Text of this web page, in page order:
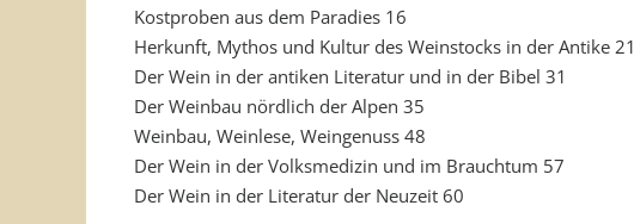
Kostproben aus dem Paradies 16
Herkunft, Mythos und Kultur des Weinstocks in der Antike 21
Der Wein in der antiken Literatur und in der Bibel 31
Der Weinbau nördlich der Alpen 35
Weinbau, Weinlese, Weingenuss 48
Der Wein in der Volksmedizin und im Brauchtum 57
Der Wein in der Literatur der Neuzeit 60